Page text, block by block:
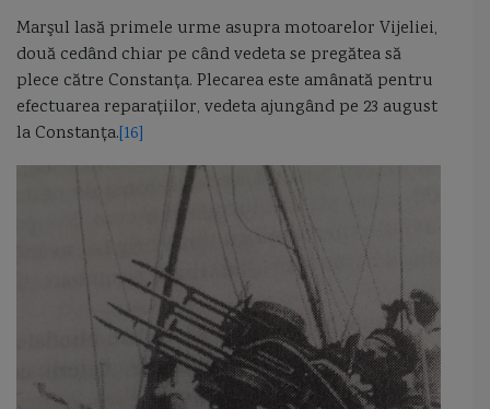
Marşul lasă primele urme asupra motoarelor Vijeliei,
două cedând chiar pe când vedeta se pregătea să
plece către Constanţa. Plecarea este amânată pentru
efectuarea reparaţiilor, vedeta ajungând pe 23 august
la Constanţa.[16]